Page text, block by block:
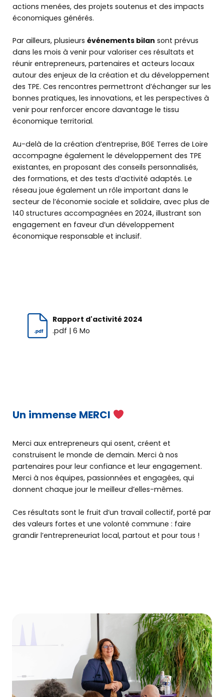
PRENDRE RENDEZ-VOUS
OÙ NOUS TROUVER
Découvrir
BGE
Créer
mon entreprise
Développer
Me former
actions menées, des projets soutenus et des impacts
économiques générés.
Par ailleurs, plusieurs événements bilan sont prévus
dans les mois à venir pour valoriser ces résultats et
réunir entrepreneurs, partenaires et acteurs locaux
autour des enjeux de la création et du développement
des TPE. Ces rencontres permettront d’échanger sur les
bonnes pratiques, les innovations, et les perspectives à
venir pour renforcer encore davantage le tissu
économique territorial.
Au-delà de la création d’entreprise, BGE Terres de Loire
accompagne également le développement des TPE
existantes, en proposant des conseils personnalisés,
des formations, et des tests d’activité adaptés. Le
réseau joue également un rôle important dans le
secteur de l’économie sociale et solidaire, avec plus de
140 structures accompagnées en 2024, illustrant son
engagement en faveur d’un développement
économique responsable et inclusif.
Rapport d'activité 2024
.pdf | 6 Mo
Un immense MERCI
Merci aux entrepreneurs qui osent, créent et
construisent le monde de demain. Merci à nos
partenaires pour leur confiance et leur engagement.
Merci à nos équipes, passionnées et engagées, qui
donnent chaque jour le meilleur d’elles-mêmes.
Ces résultats sont le fruit d’un travail collectif, porté par
des valeurs fortes et une volonté commune : faire
grandir l’entrepreneuriat local, partout et pour tous !